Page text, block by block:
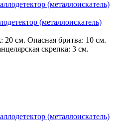
(металлоискатель)
см. Опасная бритва: 10 см.
скрепка: 3 см.